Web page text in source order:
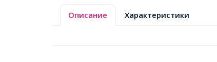
Описание Характеристики